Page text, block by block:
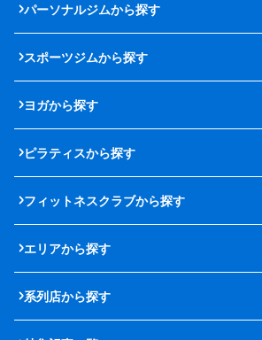
パーソナルジムから探す
スポーツジムから探す
ヨガから探す
ピラティスから探す
フィットネスクラブから探す
エリアから探す
系列店から探す